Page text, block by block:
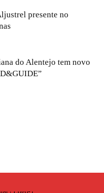
presente no
do Alentejo tem novo